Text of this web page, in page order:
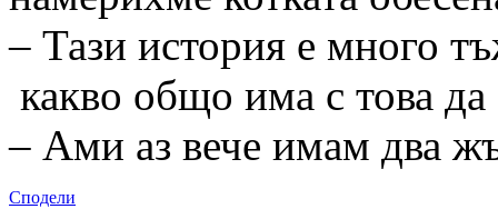
– Тази история е много
какво общо има с това да
– Ами аз вече имам два
Сподели